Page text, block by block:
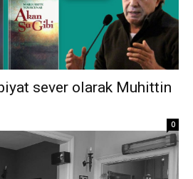
sever olarak Muhittin
0